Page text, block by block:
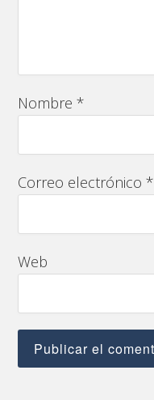
Nombre*
Correo electrónico*
Web